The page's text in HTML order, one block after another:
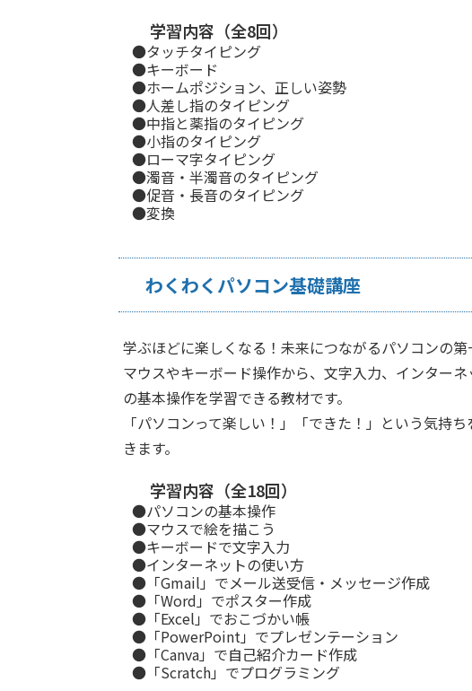
学習内容（全8回）
●タッチタイピング
●キーボード
●ホームポジション、正しい姿勢
●人差し指のタイピング
●中指と薬指のタイピング
●小指のタイピング
●ローマ字タイピング
●濁音・半濁音のタイピング
●促音・長音のタイピング
●変換
わくわくパソコン基礎講座
学ぶほどに楽しくなる！未来につながるパソコンの第
マウスやキーボード操作から、文字入力、インター
の基本操作を学習できる教材です。
「パソコンって楽しい！」「できた！」という気持
きます。
学習内容（全18回）
●パソコンの基本操作
●マウスで絵を描こう
●キーボードで文字入力
●インターネットの使い方
●「Gmail」でメール送受信・メッセージ作成
●「Word」でポスター作成
●「Excel」でおこづかい帳
●「PowerPoint」でプレゼンテーション
●「Canva」で自己紹介カード作成
●「Scratch」でプログラミング